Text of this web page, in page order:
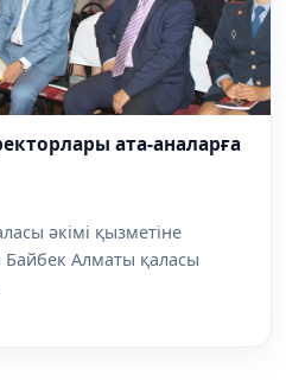
ата-аналарға
әкімі қызметіне
Алматы қаласы